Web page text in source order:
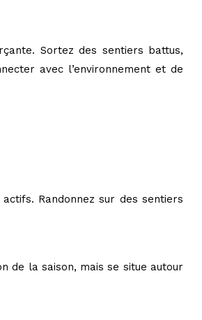
Sortez des sentiers battus,
avec l’environnement et de
Randonnez sur des sentiers
de la saison, mais se situe autour